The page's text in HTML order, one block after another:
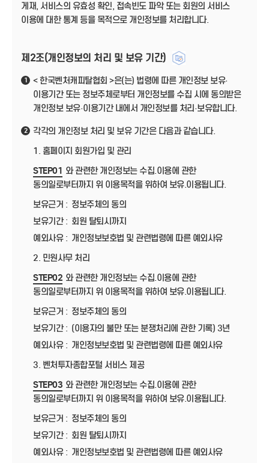
게재, 서비스의 유효성 확인, 접속빈도 파악 또는 회원의 서비스
이용에 대한 통계 등을 목적으로 개인정보를 처리합니다.
제2조(개인정보의 처리 및 보유 기간)
1
< 한국벤처캐피탈협회 >은(는) 법령에 따른 개인정보 보유·
이용기간 또는 정보주체로부터 개인정보를 수집 시에 동의받은
개인정보 보유·이용기간 내에서 개인정보를 처리·보유합니다.
2
각각의 개인정보 처리 및 보유 기간은 다음과 같습니다.
1. 홈페이지 회원가입 및 관리
STEP01 와 관련한 개인정보는 수집.이용에 관한
동의일로부터까지 위 이용목적을 위하여 보유.이용됩니다.
보유근거 : 정보주체의 동의
보유기간 : 회원 탈퇴시까지
예외사유 : 개인정보보호법 및 관련법령에 따른 예외사유
2. 민원사무 처리
STEP02 와 관련한 개인정보는 수집.이용에 관한
동의일로부터까지 위 이용목적을 위하여 보유.이용됩니다.
보유근거 : 정보주체의 동의
보유기간 : (이용자의 불만 또는 분쟁처리에 관한 기록) 3년
예외사유 : 개인정보보호법 및 관련법령에 따른 예외사유
3. 벤처투자종합포털 서비스 제공
STEP03 와 관련한 개인정보는 수집.이용에 관한
동의일로부터까지 위 이용목적을 위하여 보유.이용됩니다.
보유근거 : 정보주체의 동의
보유기간 : 회원 탈퇴시까지
예외사유 : 개인정보보호법 및 관련법령에 따른 예외사유